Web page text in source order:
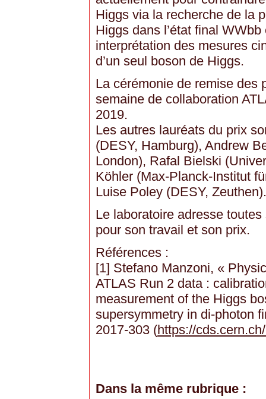
Higgs via la recherche de la
Higgs dans l’état final
interprétation des mesures
d’un seul boson de Higgs.
La cérémonie de remise des
semaine de collaboration
2019.
Les autres lauréats du prix
(DESY, Hamburg), Andrew
London), Rafal Bielski
Köhler (Max-Planck-Institut
Luise Poley (DESY, Zeuthen).
Le laboratoire adresse
pour son travail et son prix.
Références :
[1] Stefano Manzoni, «
ATLAS Run 2 data :
measurement of the Higgs
supersymmetry in di-photon
2017-303 (https://
Dans la même rubrique :